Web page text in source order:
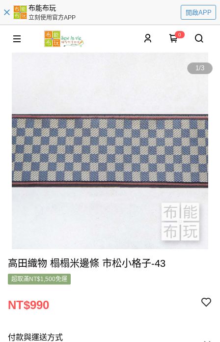
布能布玩
立刻使用官方APP
開啟APP
0
1/3
高田織物 榻榻米邊條 市松小格子-43
超取滿NT$1,500免運
NT$990
付款與運送方式